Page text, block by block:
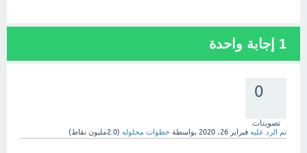
1 إجابة واحدة
0
تصويتات
تم الرد عليه فبراير 26، 2020 بواسطة خطوات محلوله (2.0مليون نقاط)